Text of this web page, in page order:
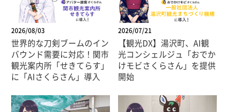
2026/08/03
世界的な刀剣ブームのイン
バウンド需要に対応！関市
観光案内所「せきてらす」
に「AIさくらさん」導入
2026/07/21
【観光DX】湯沢町、AI観
光コンシェルジュ「おでか
けモビさくらさん」を提供
開始